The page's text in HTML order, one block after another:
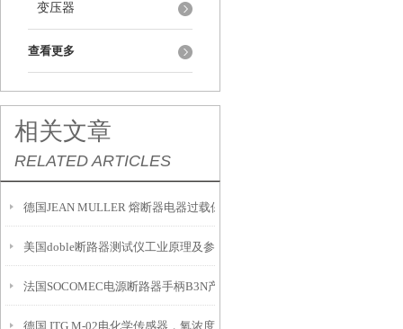
变压器
查看更多
相关文章
RELATED ARTICLES
德国JEAN MULLER 熔断器电器过载保护解决方案
美国doble断路器测试仪工业原理及参数
法国SOCOMEC电源断路器手柄B3N产品系列
德国 ITG M-02电化学传感器，氧浓度传感器，医用氧气传感器，呼吸机用